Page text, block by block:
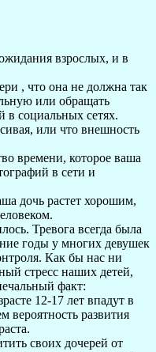
взрослых, и в
, что она не должна так
или обращать
социальных сетях.
или что внешность
времени, которое ваша
в сети и
дочь растет хорошим,
Тревога всегда была
годы у многих девушек
Как бы нас ни
стресс наших детей,
факт:
12-17 лет впадут в
вероятность развития
своих дочерей от